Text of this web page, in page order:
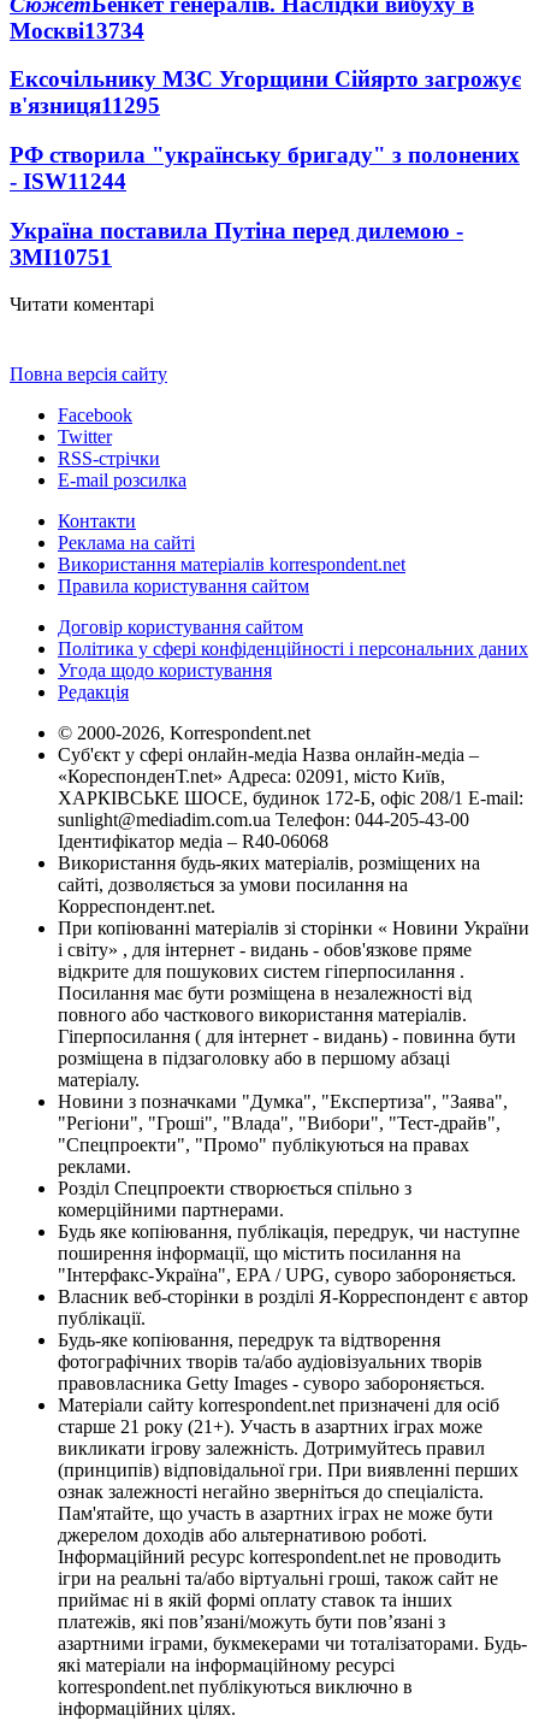
Москві13734
Ексочільнику МЗС Угорщини Сійярто загрожує
в'язниця11295
РФ створила "українську бригаду" з полонених
- ISW11244
Україна поставила Путіна перед дилемою -
ЗМІ10751
Читати коментарі
Повна версія сайту
Facebook
Twitter
RSS-стрічки
E-mail розсилка
Контакти
Реклама на сайті
Використання матеріалів korrespondent.net
Правила користування сайтом
Договір користування сайтом
Політика у сфері конфіденційності і персональних даних
Угода щодо користування
Редакція
© 2000-2026, Korrespondent.net
Суб'єкт у сфері онлайн-медіа Назва онлайн-медіа –
«КореспонденТ.net» Адреса: 02091, місто Київ,
ХАРКІВСЬКЕ ШОСЕ, будинок 172-Б, офіс 208/1 E-mail:
sunlight@mediadim.com.ua Телефон: 044-205-43-00
Ідентифікатор медіа – R40-06068
Використання будь-яких матеріалів, розміщених на
сайті, дозволяється за умови посилання на
Корреспондент.net.
При копіюванні матеріалів зі сторінки « Новини України
і світу» , для інтернет - видань - обов'язкове пряме
відкрите для пошукових систем гіперпосилання .
Посилання має бути розміщена в незалежності від
повного або часткового використання матеріалів.
Гіперпосилання ( для інтернет - видань) - повинна бути
розміщена в підзаголовку або в першому абзаці
матеріалу.
Новини з позначками "Думка", "Експертиза", "Заява",
"Регіони", "Гроші", "Влада", "Вибори", "Тест-драйв",
"Спецпроекти", "Промо" публікуються на правах
реклами.
Розділ Спецпроекти створюється спільно з
комерційними партнерами.
Будь яке копіювання, публікація, передрук, чи наступне
поширення інформації, що містить посилання на
"Інтерфакс-Україна", EPA / UPG, суворо забороняється.
Власник веб-сторінки в розділі Я-Корреспондент є автор
публікації.
Будь-яке копіювання, передрук та відтворення
фотографічних творів та/або аудіовізуальних творів
правовласника Getty Images - суворо забороняється.
Матеріали сайту korrespondent.net призначені для осіб
старше 21 року (21+). Участь в азартних іграх може
викликати ігрову залежність. Дотримуйтесь правил
(принципів) відповідальної гри. При виявленні перших
ознак залежності негайно зверніться до спеціаліста.
Пам'ятайте, що участь в азартних іграх не може бути
джерелом доходів або альтернативою роботі.
Інформаційний ресурс korrespondent.net не проводить
ігри на реальні та/або віртуальні гроші, також сайт не
приймає ні в якій формі оплату ставок та інших
платежів, які пов’язані/можуть бути пов’язані з
азартними іграми, букмекерами чи тоталізаторами. Будь-
які матеріали на інформаційному ресурсі
korrespondent.net публікуються виключно в
інформаційних цілях.